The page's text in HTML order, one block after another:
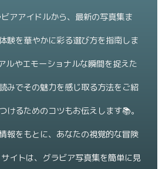
アアイドルから、最新の写真集ま
験を華やかに彩る選び方を指南しま
ルやエモーショナルな瞬間を捉えた
みでその魅力を感じ取る方法をご紹
けるためのコツもお伝えします📚。
報をもとに、あなたの視覚的な冒険
イトは、グラビア写真集を簡単に見